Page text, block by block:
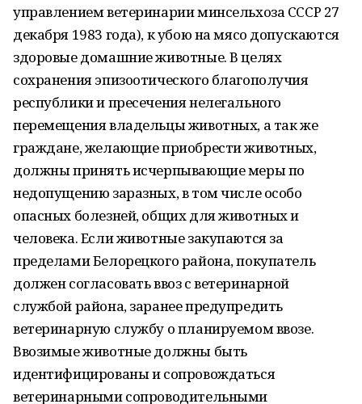
управлением ветеринарии минсельхоза СССР 27
декабря 1983 года), к убою на мясо допускаются
здоровые домашние животные. В целях
сохранения эпизоотического благополучия
республики и пресечения нелегального
перемещения владельцы животных, а так же
граждане, желающие приобрести животных,
должны принять исчерпывающие меры по
недопущению заразных, в том числе особо
опасных болезней, общих для животных и
человека. Если животные закупаются за
пределами Белорецкого района, покупатель
должен согласовать ввоз с ветеринарной
службой района, заранее предупредить
ветеринарную службу о планируемом ввозе.
Ввозимые животные должны быть
идентифицированы и сопровождаться
ветеринарными сопроводительными